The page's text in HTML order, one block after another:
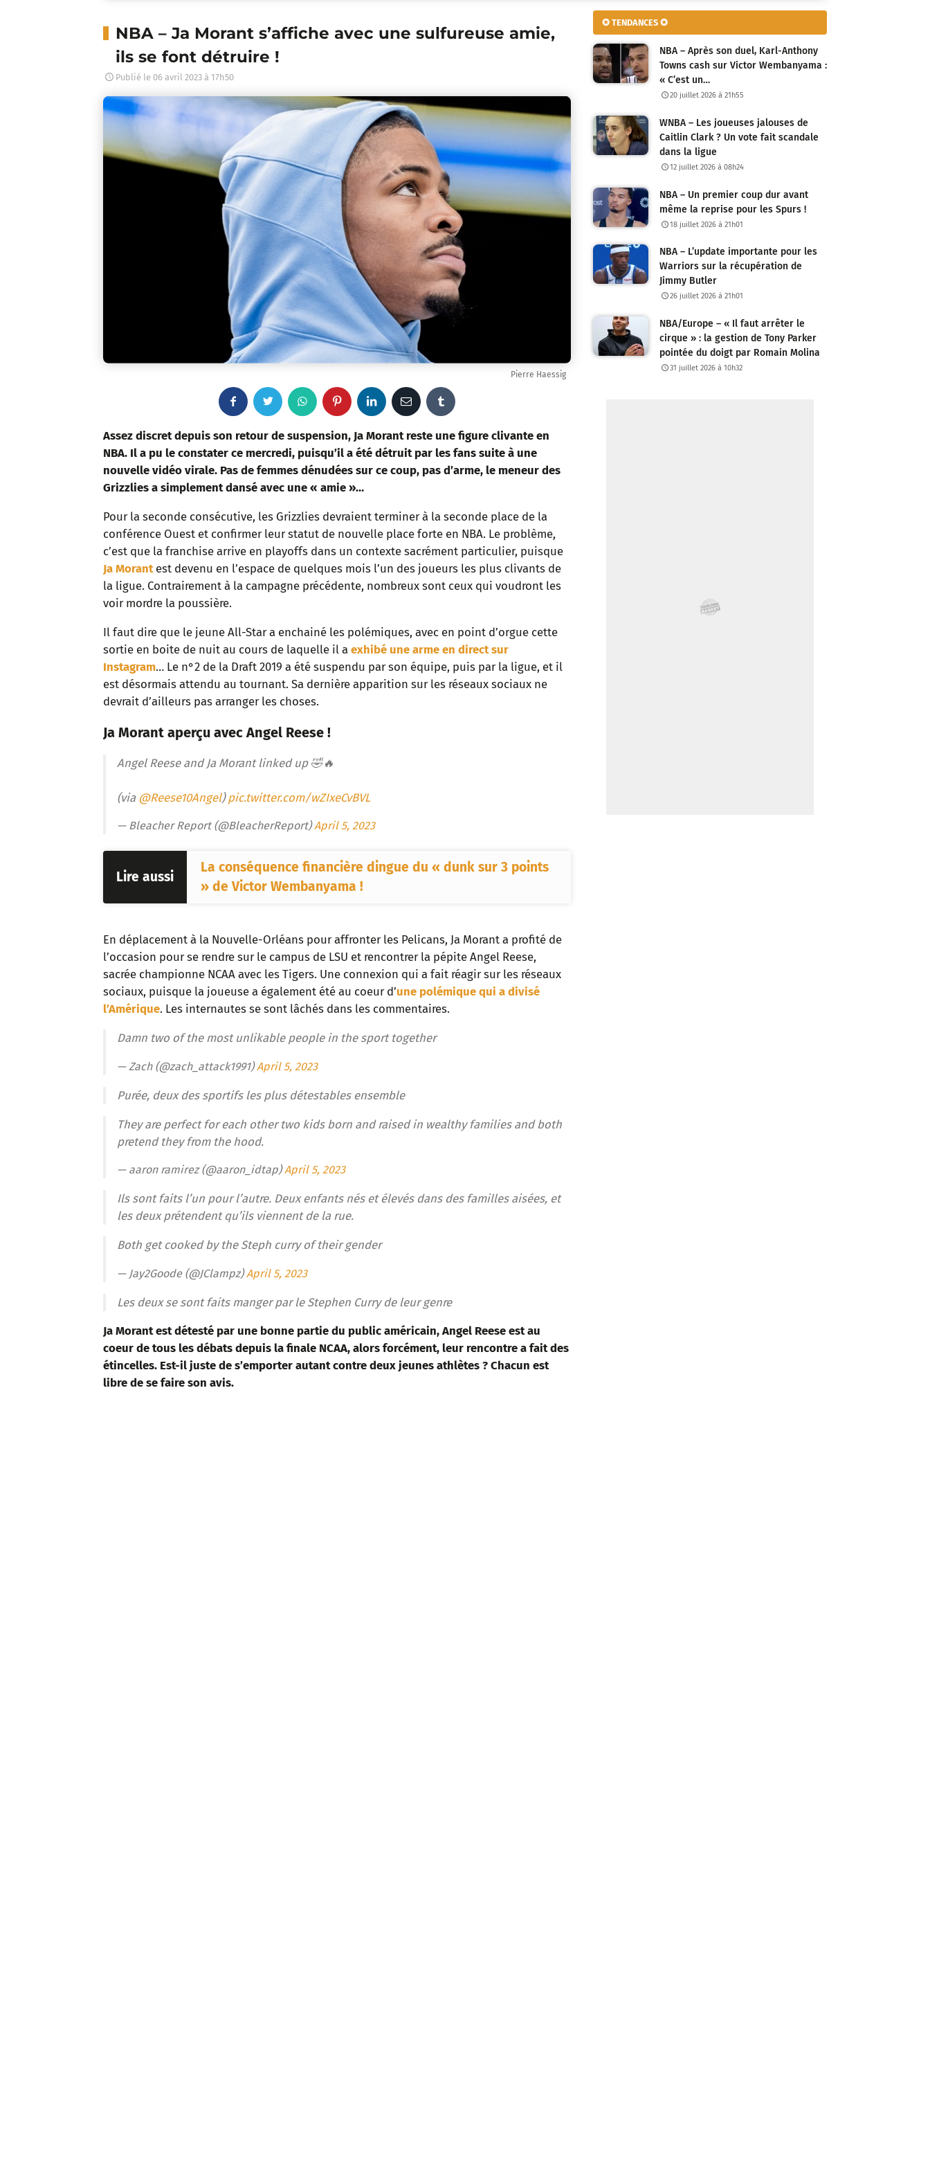
NBA – Ja Morant s’affiche avec une sulfureuse amie,
ils se font détruire !
Publié le 06 avril 2023 à 17h50
Pierre Haessig
a
c
e
b
o
w
i
t
t
r
W
a
t
s
a
p
P
n
t
e
e
t
n
e
I
E
m
a
l
m
l
Assez discret depuis son retour de suspension, Ja Morant reste une figure clivante en
NBA. Il a pu le constater ce mercredi, puisqu’il a été détruit par les fans suite à une
nouvelle vidéo virale. Pas de femmes dénudées sur ce coup, pas d’arme, le meneur des
Grizzlies a simplement dansé avec une « amie »…
Pour la seconde consécutive, les Grizzlies devraient terminer à la seconde place de la
conférence Ouest et confirmer leur statut de nouvelle place forte en NBA. Le problème,
c’est que la franchise arrive en playoffs dans un contexte sacrément particulier, puisque
Ja Morantest devenu en l’espace de quelques mois l’un des joueurs les plus clivants de
la ligue. Contrairement à la campagne précédente, nombreux sont ceux qui voudront les
voir mordre la poussière.
Il faut dire que le jeune All-Star a enchainé les polémiques, avec en point d’orgue cette
sortie en boite de nuit au cours de laquelle il a exhibé une arme en direct sur
Instagram… Le n°2 de la Draft 2019 a été suspendu par son équipe, puis par la ligue, et il
est désormais attendu au tournant. Sa dernière apparition sur les réseaux sociaux ne
devrait d’ailleurs pas arranger les choses.
Ja Morant aperçu avec Angel Reese !
Angel Reese and Ja Morant linked up 🤣🔥
(via @Reese10Angel) pic.twitter.com/wZIxeCvBVL
— Bleacher Report (@BleacherReport)April 5, 2023
Lire aussi
La conséquence financière dingue du « dunk sur 3 points
» de Victor Wembanyama !
En déplacement à la Nouvelle-Orléans pour affronter les Pelicans, Ja Morant a profité de
l’occasion pour se rendre sur le campus de LSU et rencontrer la pépite Angel Reese,
sacrée championne NCAA avec les Tigers. Une connexion qui a fait réagir sur les réseaux
sociaux, puisque la joueuse a également été au coeur d’une polémique qui a divisé
l’Amérique. Les internautes se sont lâchés dans les commentaires.
Damn two of the most unlikable people in the sport together
— Zach (@zach_attack1991)April 5, 2023
Purée, deux des sportifs les plus détestables ensemble
They are perfect for each other two kids born and raised in wealthy families and both
pretend they from the hood.
— aaron ramirez (@aaron_idtap)April 5, 2023
Ils sont faits l’un pour l’autre. Deux enfants nés et élevés dans des familles aisées, et
les deux prétendent qu’ils viennent de la rue.
Both get cooked by the Steph curry of their gender
— Jay2Goode (@JClampz)April 5, 2023
Les deux se sont faits manger par le Stephen Curry de leur genre
Ja Morant est détesté par une bonne partie du public américain, Angel Reese est au
coeur de tous les débats depuis la finale NCAA, alors forcément, leur rencontre a fait des
étincelles. Est-il juste de s’emporter autant contre deux jeunes athlètes ? Chacun est
libre de se faire son avis.
✪ TENDANCES ✪
NBA – Après son duel, Karl-Anthony
Towns cash sur Victor Wembanyama :
« C’est un…
20 juillet 2026 à 21h55
WNBA – Les joueuses jalouses de
Caitlin Clark ? Un vote fait scandale
dans la ligue
12 juillet 2026 à 08h24
NBA – Un premier coup dur avant
même la reprise pour les Spurs !
18 juillet 2026 à 21h01
NBA – L’update importante pour les
Warriors sur la récupération de
Jimmy Butler
26 juillet 2026 à 21h01
NBA/Europe – « Il faut arrêter le
cirque » : la gestion de Tony Parker
pointée du doigt par Romain Molina
31 juillet 2026 à 10h32